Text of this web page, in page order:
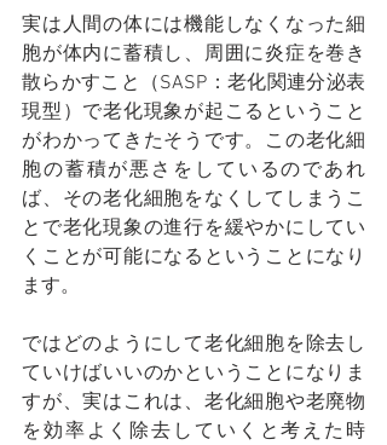
実は人間の体には機能しなくなった細
胞が体内に蓄積し、周囲に炎症を巻き
散らかすこと（SASP：老化関連分泌表
現型）で老化現象が起こるということ
がわかってきたそうです。この老化細
胞の蓄積が悪さをしているのであれ
ば、その老化細胞をなくしてしまうこ
とで老化現象の進行を緩やかにしてい
くことが可能になるということになり
ます。
ではどのようにして老化細胞を除去し
ていけばいいのかということになりま
すが、実はこれは、老化細胞や老廃物
を効率よく除去していくと考えた時